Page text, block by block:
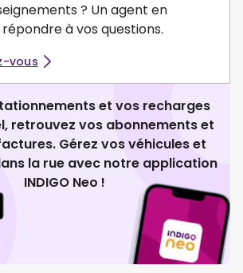
? Un agent en
à vos questions.
vous
et vos recharges
retrouvez vos abonnements et
Gérez vos véhicules et
la rue avec notre application
INDIGO Neo !